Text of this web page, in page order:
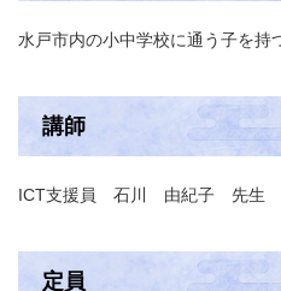
水戸市内の小中学校に通う子を持
講師
ICT支援員 石川 由紀子 先生
定員